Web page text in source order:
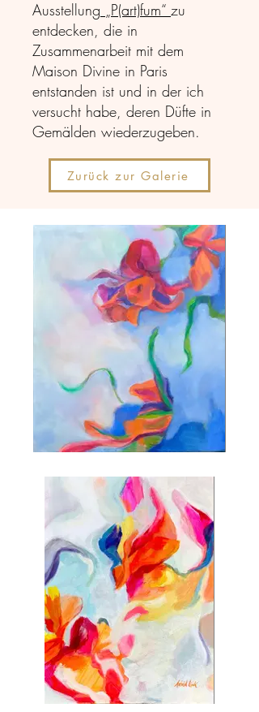
Ausstellung „P(art)fum“ zu
entdecken, die in
Zusammenarbeit mit dem
Maison Divine in Paris
entstanden ist und in der ich
versucht habe, deren Düfte in
Gemälden wiederzugeben.
Zurück zur Galerie